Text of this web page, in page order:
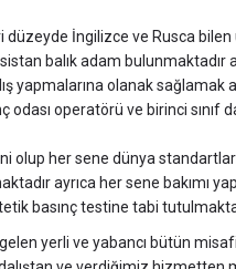
İngilizce ve Rusca bilen
balık adam bulunmaktadır
yapmalarına olanak sağlamak
operatörü ve birinci sınıf
olup her sene dünya
ayrıca her sene bakımı
basınç testine tabi
yerli ve yabancı bütün